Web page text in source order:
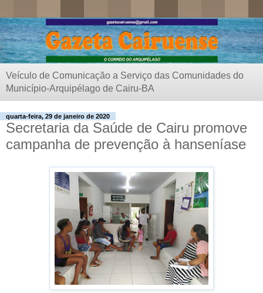
Veículo de Comunicação a Serviço das Comunidades do
Município-Arquipélago de Cairu-BA
quarta-feira, 29 de janeiro de 2020
Secretaria da Saúde de Cairu promove
campanha de prevenção à hanseníase